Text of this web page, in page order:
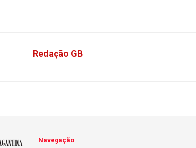
Redação GB
Navegação